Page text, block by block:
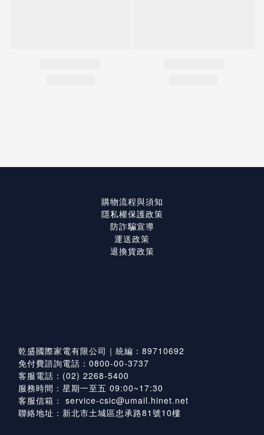
購物流程與須知
隱私權保護政策
防詐騙宣導
運送政策
退換貨政策
乾盛國際家電有限公司｜統編：89710692
免付費諮詢電話：0800-00-3737
客服電話：(02) 2268-5400
服務時間：星期一至五 09:00~17:30
客服信箱： service-csic@umail.hinet.net
聯絡地址：新北市土城區忠承路81號10樓